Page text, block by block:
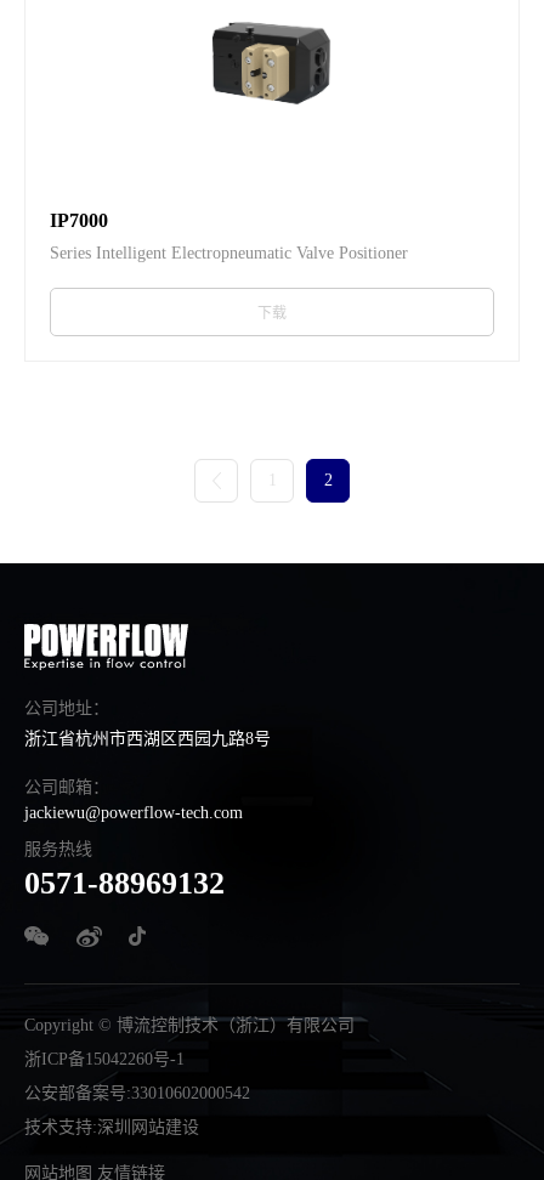
IP7000
Series Intelligent Electropneumatic Valve Positioner
下载
2
公司地址：
浙江省杭州市西湖区西园九路8号
公司邮箱：
jackiewu@powerflow-tech.com
服务热线
0571-88969132
Copyright © 博流控制技术（浙江）有限公司
浙ICP备15042260号-1
公安部备案号:33010602000542
技术支持:深圳网站建设
网站地图 友情链接